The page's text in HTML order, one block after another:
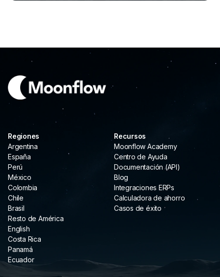
Regiones
Argentina
España
Perú
México
Colombia
Chile
Brasil
Resto de América
English
Costa Rica
Panamá
Ecuador
Recursos
Moonflow Academy
Centro de Ayuda
Documentación (API)
Blog
Integraciones ERPs
Calculadora de ahorro
Casos de éxito